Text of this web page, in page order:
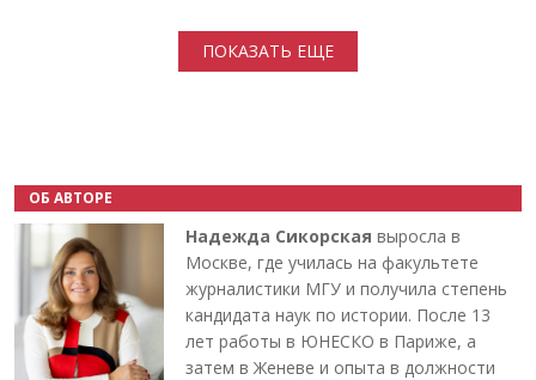
ПОКАЗАТЬ ЕЩЕ
ОБ АВТОРЕ
Надежда Сикорская выросла в
Москве, где училась на факультете
журналистики МГУ и получила степень
кандидата наук по истории. После 13
лет работы в ЮНЕСКО в Париже, а
затем в Женеве и опыта в должности